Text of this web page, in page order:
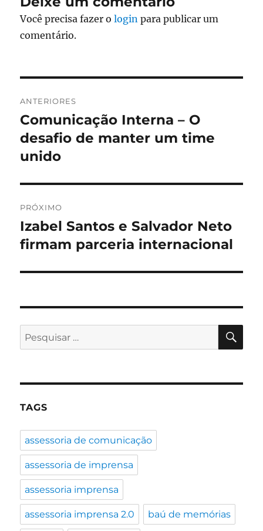
Você precisa fazer ologin para publicar um
comentário.
de
Post
ANTERIORES
Post
anterior:
Comunicação Interna – O
desafio de manter um time
unido
PRÓXIMO
Próximo
post:
Izabel Santos e Salvador Neto
firmam parceria internacional
Pesquisar
por:
TAGS
assessoria de comunicação
assessoria de imprensa
assessoria imprensa
assessoria imprensa 2.0 baú de memórias